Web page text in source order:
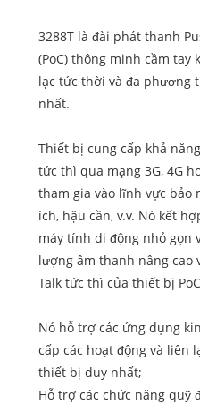
3288T là đài phát thanh
(PoC) thông minh cầm
lạc tức thời và đa phương
nhất.
Thiết bị cung cấp khả
tức thì qua mạng 3G, 4G
tham gia vào lĩnh vực bảo
ích, hậu cần, v.v. Nó kết
máy tính di động nhỏ gọn
lượng âm thanh nâng cao
Talk tức thì của thiết bị
Nó hỗ trợ các ứng dụng
cấp các hoạt động và liên
thiết bị duy nhất;
Hỗ trợ các chức năng quỹ